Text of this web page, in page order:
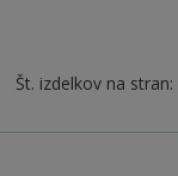
Št. izdelkov na stran: